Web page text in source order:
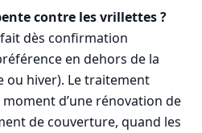
contre les vrillettes ?
dès confirmation
en dehors de la
ou hiver). Le traitement
d’une rénovation de
de couverture, quand les